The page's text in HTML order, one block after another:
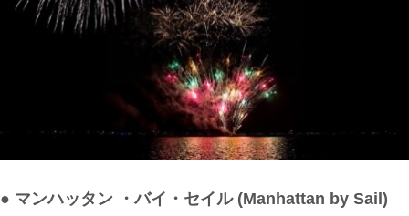
● マンハッタン ・バイ・セイル (Manhattan by Sail)